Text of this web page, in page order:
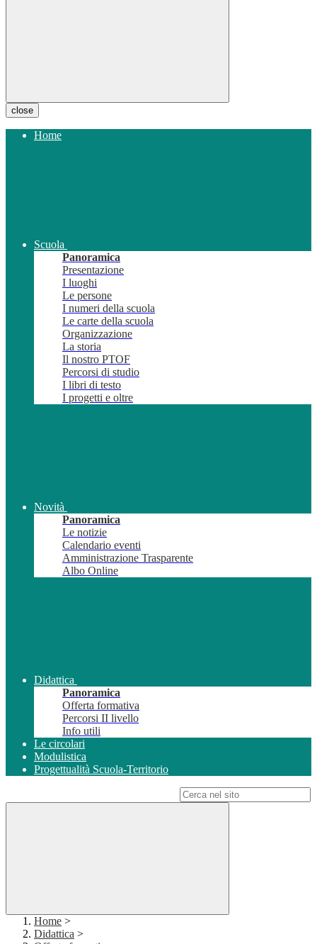
close
Home
Scuola
Panoramica
Presentazione
I luoghi
Le persone
I numeri della scuola
Le carte della scuola
Organizzazione
La storia
Il nostro PTOF
Percorsi di studio
I libri di testo
I progetti e oltre
Novità
Panoramica
Le notizie
Calendario eventi
Amministrazione Trasparente
Albo Online
Didattica
Panoramica
Offerta formativa
Percorsi II livello
Info utili
Le circolari
Modulistica
Progettualità Scuola-Territorio
Home >
Didattica >